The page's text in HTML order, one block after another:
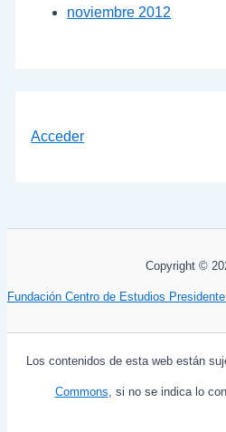
noviembre 2012
Acceder
Copyright ©
Fundación Centro de Estudios
Los contenidos de esta web están
Commons, si no se indica lo